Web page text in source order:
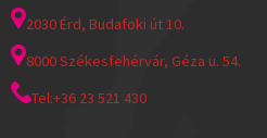
2030 Érd, Budafoki út 10.
8000 Székesfehérvár, Géza u. 54.
Tel:+36 23 521 430